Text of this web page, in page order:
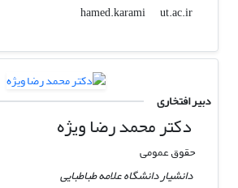
hamed.karami
ut.ac.ir
دبیر افتخاری
دکتر محمد رضا ویژه
حقوق عمومی
دانشیار دانشگاه علامه طباطبایی